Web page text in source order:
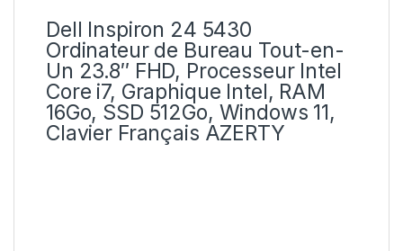
Dell Inspiron 24 5430
Ordinateur de Bureau Tout-en-
Un 23.8″ FHD, Processeur Intel
Core i7, Graphique Intel, RAM
16Go, SSD 512Go, Windows 11,
Clavier Français AZERTY